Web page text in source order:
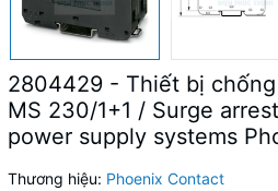
2804429 - Thiết bị
MS 230/1+1 / Surge
power supply systems
Thương hiệu: Phoenix Contact